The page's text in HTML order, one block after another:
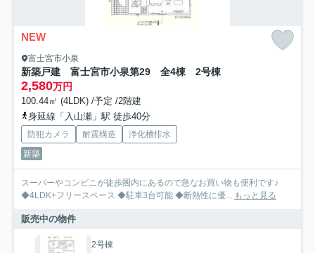
NEW
富士宮市小泉
新築戸建 富士宮市小泉第29 全4棟 2号棟
2,580万円
100.44㎡ (4LDK) /予定 /2階建
身延線「入山瀬」駅 徒歩40分
防犯カメラ 耐震構造
浄化槽排水
新築
スーパーやコンビニが徒歩圏内にあるので急なお買い物も便利です♪
◆4LDK+フリースペース ◆駐車3台可能 ◆断熱性に優... もっと見る
販売中の物件
2号棟